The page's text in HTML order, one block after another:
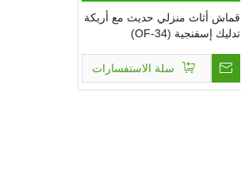
قماش أثاث منزلي حديث مع أريكة
تدليك إسفنجية (OF-34)
سلة الاستفسارات